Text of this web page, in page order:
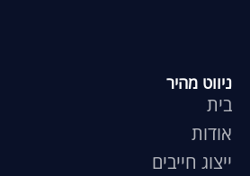
ניווט מהיר
בית
אודות
ייצוג חייבים